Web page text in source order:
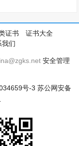
证书
证书大全
我们
安全管理
号-3 苏公网安备